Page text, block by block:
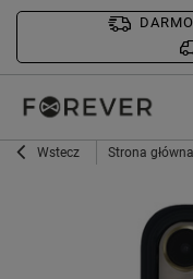
Wstecz Strona główna